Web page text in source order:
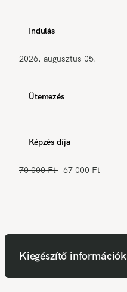
Indulás
2026. augusztus 05.
Ütemezés
Képzés díja
70 000 Ft 67 000 Ft
Kiegészítő információk